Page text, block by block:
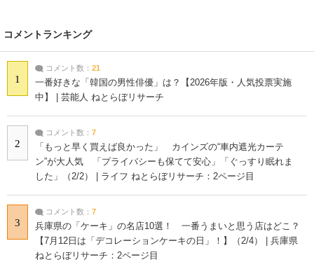
コメントランキング
1
コメント数： 21
一番好きな「韓国の男性俳優」は？【2026年版・人気投票実施
中】 | 芸能人 ねとらぼリサーチ
2
コメント数： 7
「もっと早く買えば良かった」 カインズの“車内遮光カーテ
ン”が大人気 「プライバシーも保てて安心」「ぐっすり眠れま
した」（2/2） | ライフ ねとらぼリサーチ：2ページ目
3
コメント数： 7
兵庫県の「ケーキ」の名店10選！ 一番うまいと思う店はどこ？
【7月12日は「デコレーションケーキの日」！】（2/4） | 兵庫県
ねとらぼリサーチ：2ページ目